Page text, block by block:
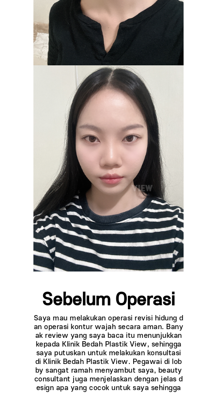
Sebelum Operasi
Saya mau melakukan operasi revisi hidung d
an operasi kontur wajah secara aman. Bany
ak review yang saya baca itu menunjukkan
kepada Klinik Bedah Plastik View, sehingga
saya putuskan untuk melakukan konsultasi
di Klinik Bedah Plastik View. Pegawai di lob
by sangat ramah menyambut saya, beauty
consultant juga menjelaskan dengan jelas d
esign apa yang cocok untuk saya sehingga